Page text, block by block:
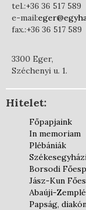
tel.:+36 36 517 589
e-mail:
fax.:+36 36 517 589
3300 Eger,
Széchenyi u. 1.
Hitelet:
Főpapjaink
In memoriam
Plébániák
Borsodi
Jász-Kun
Abaúji-
Papság,